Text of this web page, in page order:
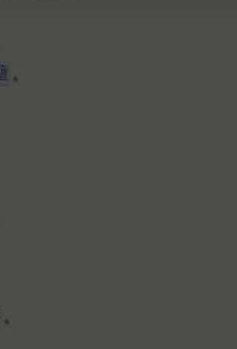
。
。